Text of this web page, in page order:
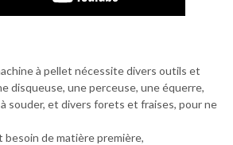
à pellet nécessite divers outils et
disqueuse, une perceuse, une équerre,
souder, et divers forets et fraises, pour ne
besoin de matière première,